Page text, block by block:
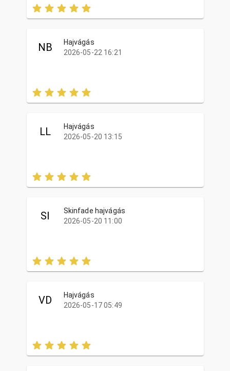
NB
Hajvágás
2026-05-22 16:21
LL
Hajvágás
2026-05-20 13:15
SI
Skinfade hajvágás
2026-05-20 11:00
VD
Hajvágás
2026-05-17 05:49